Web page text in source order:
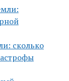
сколько